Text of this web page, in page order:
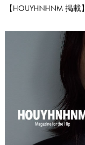
【HOUYHNHNM 掲載】